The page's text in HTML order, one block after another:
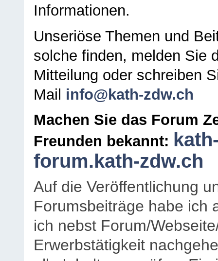
Informationen.
Unseriöse Themen und
solche finden, melden Sie
Mitteilung oder schreiben
Mail info@kath-zdw.ch
Machen Sie das Forum
Freunden bekannt:
forum.kath-zdw.ch
Auf die Veröffentlichung
Forumsbeiträge habe ich
ich nebst Forum/
Erwerbstätigkeit